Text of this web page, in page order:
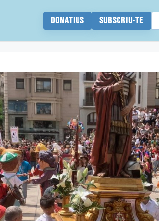
DONATIUS SUBSCRIU-TE